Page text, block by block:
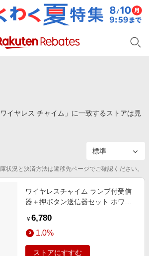
メラ
・ゴルフ
典
イヤレス チャイム」に一致するストアは見
状況と決済方法は遷移先ページでご確認ください。
ワイヤレスチャイム ランプ付受信
器＋押ボタン送信器セット ホワイ
￥ 6,780
1.0%
ストアにすすむ